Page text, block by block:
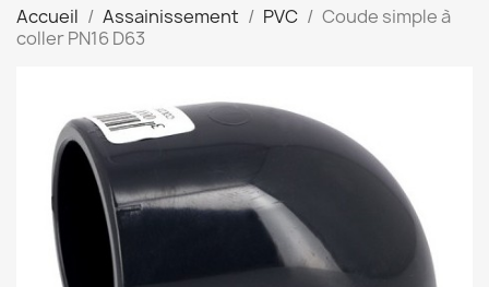
Accueil Assainissement PVC
Coude simple à
coller PN16 D63